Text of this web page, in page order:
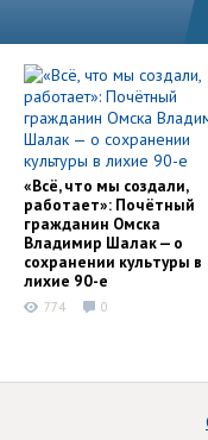
«Всё, что мы создали,
работает»: Почётный
гражданин Омска
Владимир Шалак — о
сохранении культуры в
лихие 90-е
774 0